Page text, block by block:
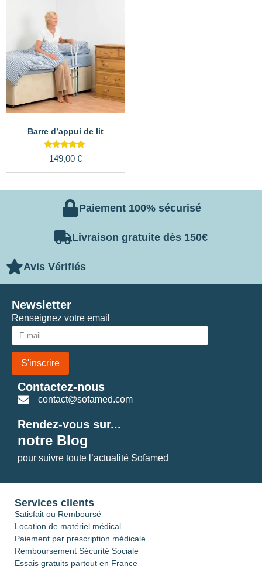
Barre d’appui de lit
Note
5.00
sur 5
149,00 €
Paiement 100% sécurisé
Livraison gratuite dès 150€
Avis Vérifiés
Renseignez votre email
S'inscrire
Newsletter
Contactez-nous
contact@sofamed.com
Rendez-vous sur...
notre Blog
pour suivre toute l’actualité Sofamed
Services clients
Satisfait ou Remboursé
Location de matériel médical
Paiement par prescription médicale
Remboursement Sécurité Sociale
Essais gratuits partout en France